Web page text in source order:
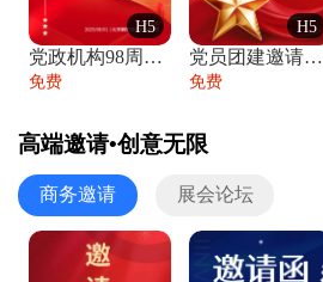
H5
党政机构98周年八一建军节庆祝晚会活动邀
免费
H5
党员团建邀请函党建活动风采党会工作汇报总
免费
高端邀请•创意无限
商务邀请 展会论坛